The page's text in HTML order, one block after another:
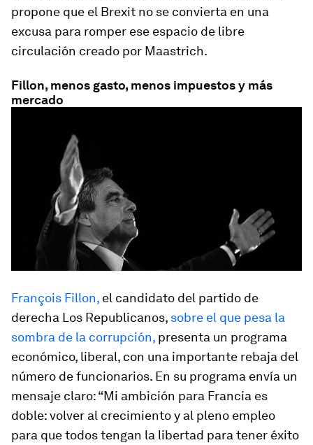
propone que el Brexit no se convierta en una
excusa para romper ese espacio de libre
circulación creado por Maastrich.
Fillon, menos gasto, menos impuestos y más
mercado
François Fillon, el candidato del partido de
derecha Los Republicanos, sobre el que pesa la
sombra de la corrupción, presenta un programa
económico, liberal, con una importante rebaja del
número de funcionarios. En su programa envía un
mensaje claro:“Mi ambición para Francia es
doble: volver al crecimiento y al pleno empleo
para que todos tengan la libertad para tener éxito